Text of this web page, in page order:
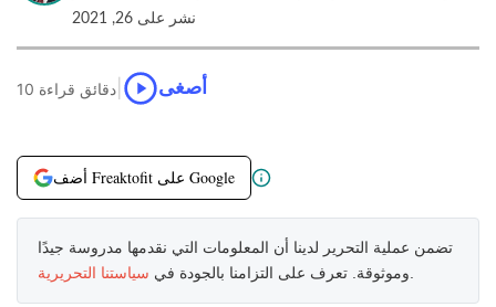
نشر على 26, 2021
10 دقائق قراءة أصغى
أضف Freaktofit على Google
تضمن عملية التحرير لدينا أن المعلومات التي نقدمها مدروسة جيدًا
وموثوقة. تعرف على التزامنا بالجودة في سياستنا التحريرية